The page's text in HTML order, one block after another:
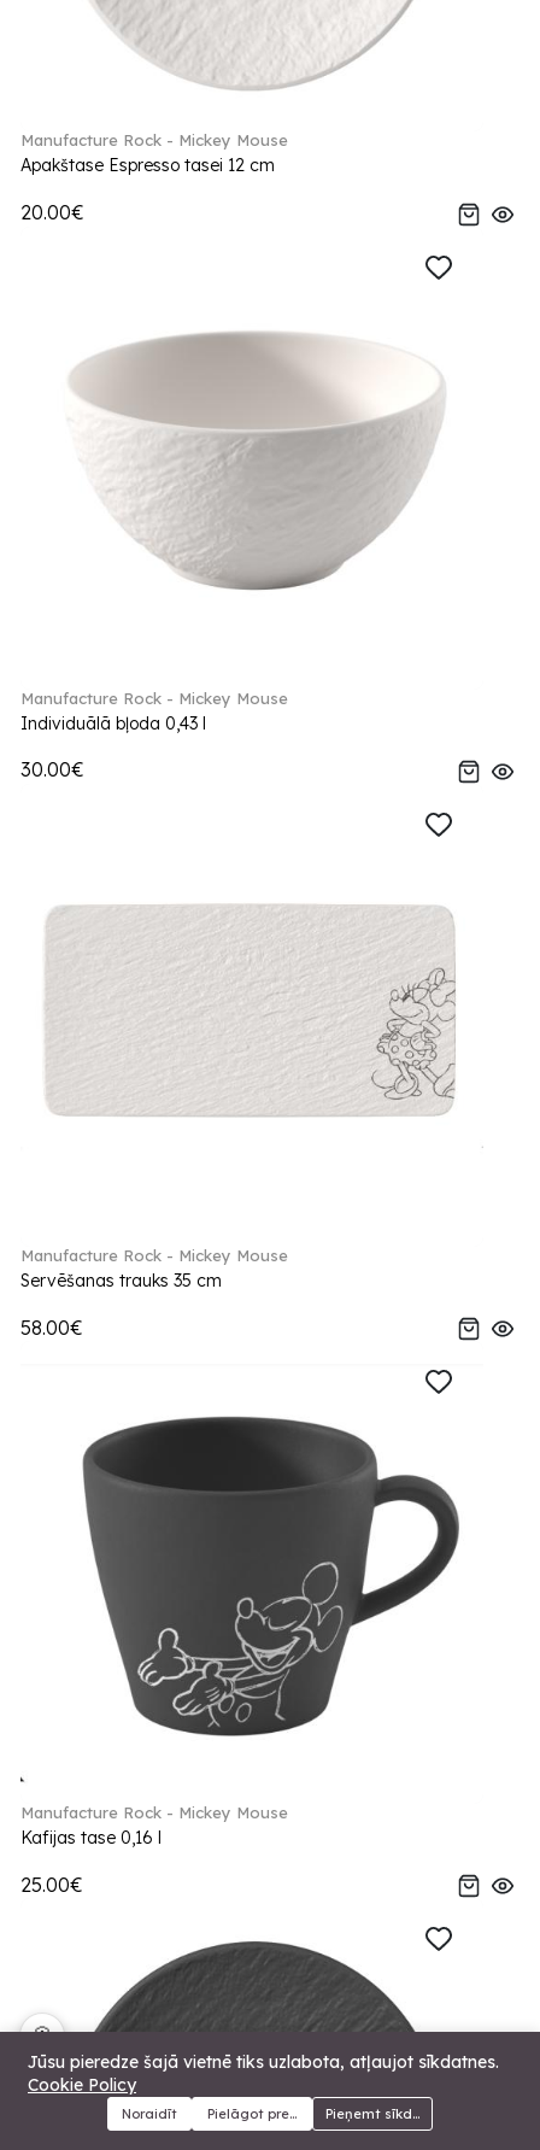
Menu Kategorijas Meklēt Grozs
Manufacture Rock - Mickey Mouse
Apakštase Espresso tasei 12 cm
20.00€
Manufacture Rock - Mickey Mouse
Individuālā bļoda 0,43 l
30.00€
Manufacture Rock - Mickey Mouse
Servēšanas trauks 35 cm
58.00€
Manufacture Rock - Mickey Mouse
Kafijas tase 0,16 l
25.00€
Jūsu pieredze šajā vietnē tiks uzlabota, atļaujot sīkdatnes.
Cookie Policy
Noraidīt Pielāgot preferencesPieņemt sīkdatnes
🍪